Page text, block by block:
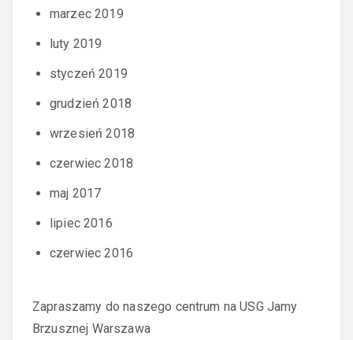
marzec 2019
luty 2019
styczeń 2019
grudzień 2018
wrzesień 2018
czerwiec 2018
maj 2017
lipiec 2016
czerwiec 2016
Zapraszamy do naszego centrum naUSG Jamy
Brzusznej Warszawa